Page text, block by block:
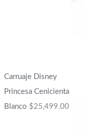
Carruaje Disney
Princesa Cenicienta
Blanco $25,499.00